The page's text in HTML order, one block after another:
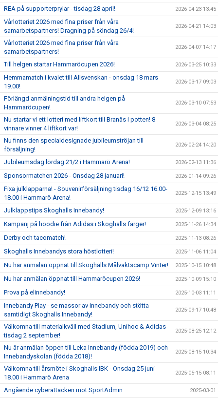
REA på supporterprylar - tisdag 28 april! 2026-04-23 13:45
Vårlotteriet 2026 med fina priser från våra
samarbetspartners! Dragning på söndag 26/4!
2026-04-21 14:03
Vårlotteriet 2026 med fina priser från våra
samarbetspartners!
2026-04-07 14:17
Till helgen startar Hammaröcupen 2026! 2026-03-25 10:33
Hemmamatch i kvalet till Allsvenskan - onsdag 18 mars
19.00!
2026-03-17 09:03
Förlängd anmälningstid till andra helgen på
Hammaröcupen!
2026-03-10 07:53
Nu startar vi ett lotteri med liftkort till Branäs i potten! 8
vinnare vinner 4 liftkort var!
2026-03-04 08:25
Nu finns den specialdesignade jubileumströjan till
försäljning!
2026-02-24 14:20
Jubileumsdag lördag 21/2 i Hammarö Arena! 2026-02-13 11:36
Sponsormatchen 2026 - Onsdag 28 januari! 2026-01-14 09:26
Fixa julklapparna! - Souvenirförsäljning tisdag 16/12 16.00-
18.00 i Hammarö Arena!
2025-12-15 13:49
Julklappstips Skoghalls Innebandy! 2025-12-09 13:16
Kampanj på hoodie från Adidas i Skoghalls färger! 2025-11-26 14:34
Derby och tacomatch! 2025-11-13 08:26
Skoghalls Innebandys stora höstlotteri! 2025-11-06 11:04
Nu har anmälan öppnat till Skoghalls Målvaktscamp Vinter! 2025-10-15 10:48
Nu har anmälan öppnat till Hammaröcupen 2026! 2025-10-09 15:10
Prova på elinnebandy! 2025-10-03 11:11
Innebandy Play - se massor av innebandy och stötta
samtidigt Skoghalls Innebandy!
2025-09-17 10:48
Välkomna till materialkväll med Stadium, Unihoc & Adidas
tisdag 2 september!
2025-08-25 12:12
Nu är anmälan öppen till Leka Innebandy (födda 2019) och
Innebandyskolan (födda 2018)!
2025-08-15 10:34
Välkomna till årsmöte i Skoghalls IBK - Onsdag 25 juni
18.00 i Hammarö Arena
2025-05-15 08:11
Angående cyberattacken mot SportAdmin 2025-03-01